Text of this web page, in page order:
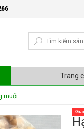
Trang
muối